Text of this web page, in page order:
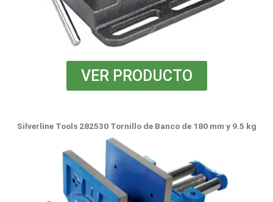
VER PRODUCTO
Silverline Tools 282530 Tornillo de Banco de 180 mm y 9.5 kg